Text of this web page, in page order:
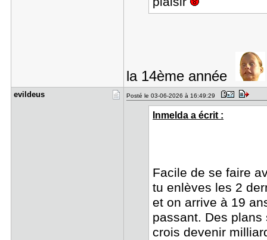
la 14ème année
evildeus Posté le 03-06-2026 à 16:49:29
Inmelda a écrit :
Facile de se faire
tu enlèves les 2
et on arrive à 19
passant. Des
crois devenir